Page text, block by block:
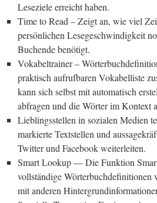
Leseziele erreicht haben.
Time to Read – Zeigt an, wie viel
persönlichen Lesegeschwindigkeit
Buchende benötigt.
Vokabeltrainer –
praktisch aufrufbaren Vokabelliste
kann sich selbst mit automatisch
abfragen und die Wörter im Kontext
Lieblingsstellen in sozialen Medien
markierte Textstellen und
Twitter und Facebook weiterleiten.
Smart Lookup — Die Funktion
vollständige
mit anderen